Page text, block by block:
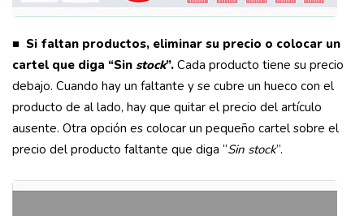
■ Si faltan productos, eliminar su precio o colocar un
cartel que diga “Sin stock”. Cada producto tiene su precio
debajo. Cuando hay un faltante y se cubre un hueco con el
producto de al lado, hay que quitar el precio del artículo
ausente. Otra opción es colocar un pequeño cartel sobre el
precio del producto faltante que diga “Sin stock”.